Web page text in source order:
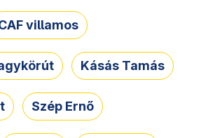
villamos
Kásás Tamás
Szép Ernő